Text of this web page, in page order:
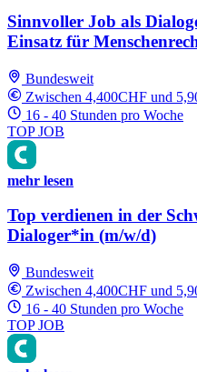
Sinnvoller Job als
Einsatz für
Bundesweit
Zwischen 4,400CHF und
16 - 40 Stunden pro Woche
TOP JOB
mehr lesen
Top verdienen in der
Dialoger*in (m/w/d)
Bundesweit
Zwischen 4,400CHF und
16 - 40 Stunden pro Woche
TOP JOB